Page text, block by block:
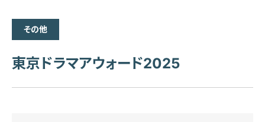
その他
東京ドラマアウォード2025